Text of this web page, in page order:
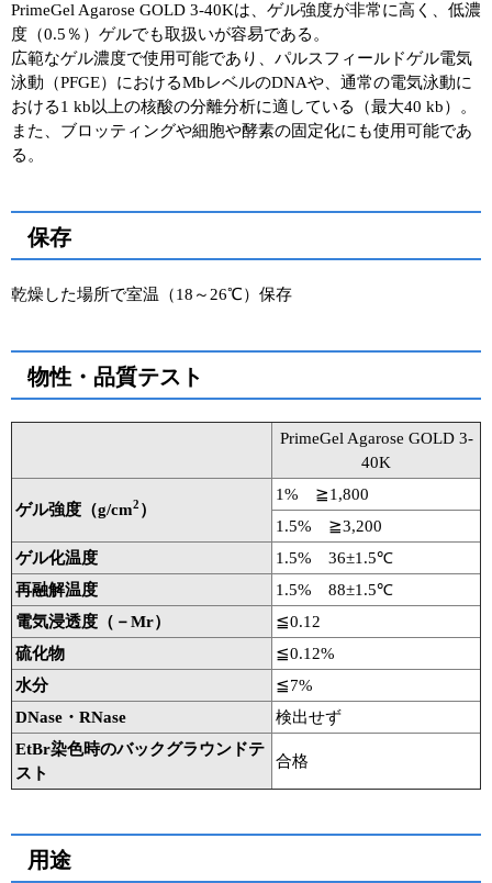
細胞選択ガイド
エピジェネティクス実験ガイド
RNAi実験ガイド
プロトコール集
ユーザーズボイス集
Q&A
PrimeGel Agarose GOLD 3-40Kは、ゲル強度が非常に高く、低濃
度（0.5％）ゲルでも取扱いが容易である。
広範なゲル濃度で使用可能であり、パルスフィールドゲル電気
泳動（PFGE）におけるMbレベルのDNAや、通常の電気泳動に
おける1 kb以上の核酸の分離分析に適している（最大40 kb）。
また、ブロッティングや細胞や酵素の固定化にも使用可能であ
る。
保存
乾燥した場所で室温（18～26℃）保存
物性・品質テスト
PrimeGel Agarose GOLD 3-
40K
ゲル強度（g/cm2 ）
1% ≧1,800
1.5% ≧3,200
ゲル化温度
1.5% 36±1.5℃
再融解温度
1.5% 88±1.5℃
電気浸透度（－Mr）
≦0.12
硫化物
≦0.12%
水分
≦7%
DNase・RNase
検出せず
EtBr染色時のバックグラウンドテ
スト
合格
用途